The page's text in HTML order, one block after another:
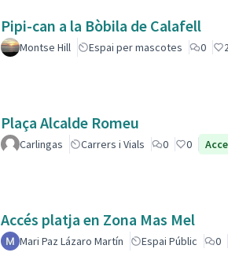
Pipi-can a la Bòbila de Calafell
Montse Hill Espai per mascotes 0
Plaça Alcalde Romeu
Carlingas Carrers i Vials 0 0
Accés platja en Zona Mas Mel
Mari Paz Lázaro Martín Espai Públic 0